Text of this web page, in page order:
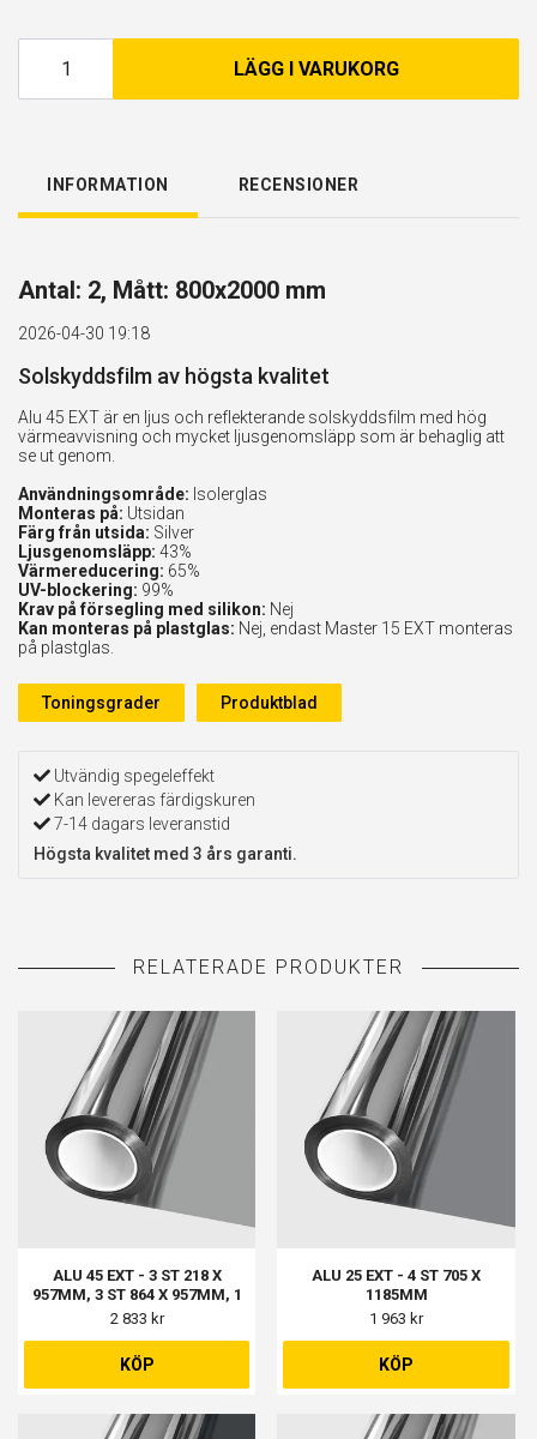
LÄGG I VARUKORG
INFORMATION RECENSIONER
Antal: 2, Mått: 800x2000 mm
2026-04-30 19:18
Solskyddsfilm av högsta kvalitet
Alu 45 EXT är en ljus och reflekterande solskyddsfilm med hög
värmeavvisning och mycket ljusgenomsläpp som är behaglig att
se ut genom.
Användningsområde: Isolerglas
Monteras på: Utsidan
Färg från utsida: Silver
Ljusgenomsläpp: 43%
Värmereducering: 65%
UV-blockering: 99%
Krav på försegling med silikon: Nej
Kan monteras på plastglas: Nej, endast Master 15 EXT monteras
på plastglas.
Toningsgrader Produktblad
Utvändig spegeleffekt
Kan levereras färdigskuren
7-14 dagars leveranstid
Högsta kvalitet med 3 års garanti.
ALU 45 EXT - 3 ST 218 X
957MM, 3 ST 864 X 957MM, 1
ST 607 X 1000MM
2 833 kr
KÖP
ALU 25 EXT - 4 ST 705 X
1185MM
1 963 kr
KÖP